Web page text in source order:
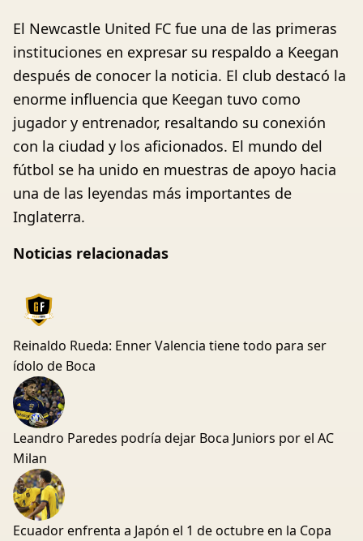
El Newcastle United FC fue una de las primeras
instituciones en expresar su respaldo a Keegan
después de conocer la noticia. El club destacó la
enorme influencia que Keegan tuvo como
jugador y entrenador, resaltando su conexión
con la ciudad y los aficionados. El mundo del
fútbol se ha unido en muestras de apoyo hacia
una de las leyendas más importantes de
Inglaterra.
Noticias relacionadas
Reinaldo Rueda: Enner Valencia tiene todo para ser
ídolo de Boca
Leandro Paredes podría dejar Boca Juniors por el AC
Milan
Ecuador enfrenta a Japón el 1 de octubre en la Copa